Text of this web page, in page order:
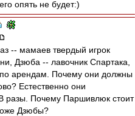
опять не будет:)
-- мамаев твердый игрок
Дзюба -- лавочник Спартака,
арендам. Почему они должны
Естественно они
разы. Почему Паршивлюк стоит
Дзюбы?